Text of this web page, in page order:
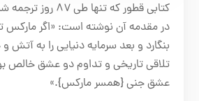
کتابی قطور که تنها
در مقدمه آن نوشته است: «اگر مارکس
بنگارد و بعد سرمایه دنیایی را به
تلاقی تاریخی و تداوم دو عشق
عشق جنی {همسر مارکس}.»